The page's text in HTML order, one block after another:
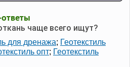
чаще всего ищут?
для дренажа; Геотекстиль
опт; Геотекстиль